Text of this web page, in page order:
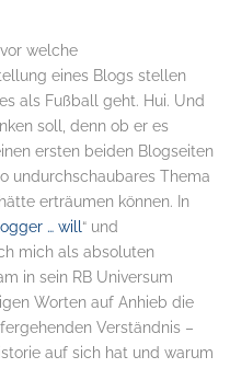
welche
eines Blogs stellen
als Fußball geht. Hui. Und
soll, denn ob er es
ersten beiden Blogseiten
undurchschaubares Thema
erträumen können. In
… will “ und
mich als absoluten
in sein RB Universum
Worten auf Anhieb die
Verständnis –
auf sich hat und warum